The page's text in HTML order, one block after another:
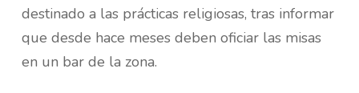
destinado a las prácticas religiosas, tras informar
que desde hace meses deben oficiar las misas
en un bar de la zona.